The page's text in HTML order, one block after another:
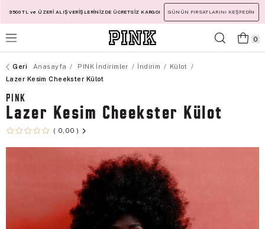
3500 TL ve ÜZERİ ALIŞVERİŞLERİNİZDE ÜCRETSİZ KARGO! GÜNÜN FIRSATLARINI KEŞFEDİN
0
Anasayfa PINK İndirimler İndirim
Külot
Lazer Kesim Cheekster Külot
PINK
Lazer Kesim Cheekster Külot
0,00